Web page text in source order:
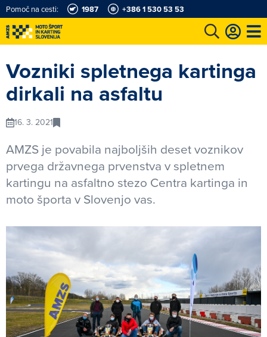
Pomoč na cesti: 1987 +386 1 530 53 53
Vozniki spletnega kartinga
dirkali na asfaltu
16. 3. 2021
AMZS je povabila najboljših deset voznikov
prvega državnega prvenstva v spletnem
kartingu na asfaltno stezo Centra kartinga in
moto športa v Slovenjo vas.